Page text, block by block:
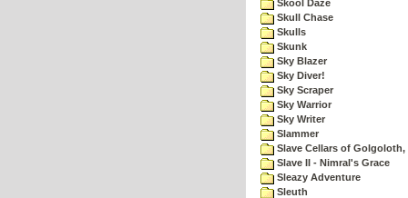
Skool Daze
Skull Chase
Skulls
Skunk
Sky Blazer
Sky Diver!
Sky Scraper
Sky Warrior
Sky Writer
Slammer
Slave Cellars of Golgoloth,
Slave II - Nimral's Grace
Sleazy Adventure
Sleuth